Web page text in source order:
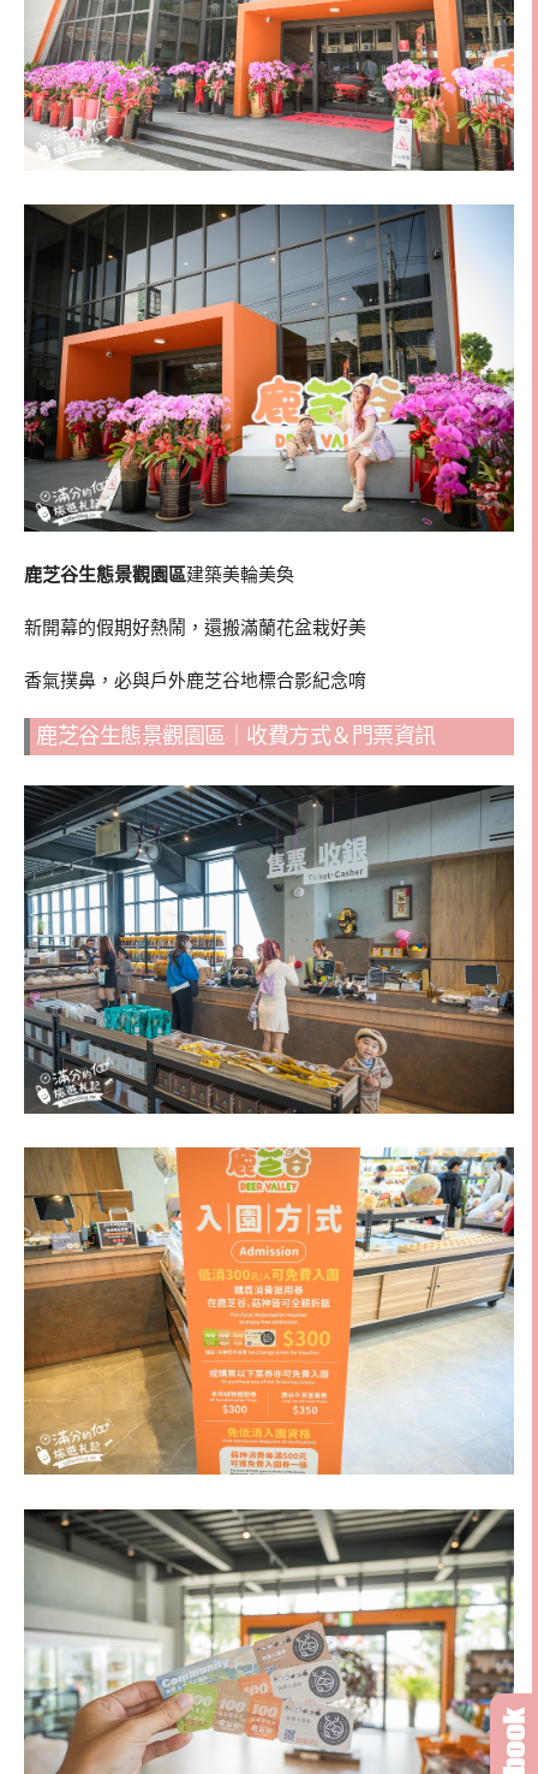
鹿芝谷生態景觀園區建築美輪美奐
新開幕的假期好熱鬧，還搬滿蘭花盆栽好美
香氣撲鼻，必與戶外鹿芝谷地標合影紀念唷
鹿芝谷生態景觀園區｜收費方式＆門票資訊